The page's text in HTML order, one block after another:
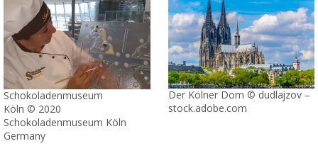
Schokoladenmuseum
Köln © 2020
Schokoladenmuseum Köln
Germany
Der Kölner Dom © dudlajzov –
stock.adobe.com